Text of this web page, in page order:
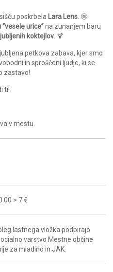
poskrbela Lara Lens . 🤩
“vesele urice”na zunanjem baru
koktejlov . 🍹
petkova zabava, kjer smo
in sproščeni ljudje, ki se
zastavo!
ti!
v mestu.
> 7 €
lastnega vložka podpirajo
varstvo Mestne občine
za mladino in JAK.